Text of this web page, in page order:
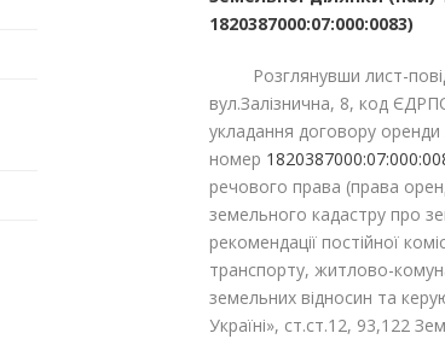
1820387000:07:000:0083)
Розглянувши лист-
вул.Залізнична, 8, код
укладання договору
номер
речового права (права
земельного кадастру про
рекомендації постійної
транспорту, житлово-
земельних відносин та
Україні», ст.ст.12, 93,122